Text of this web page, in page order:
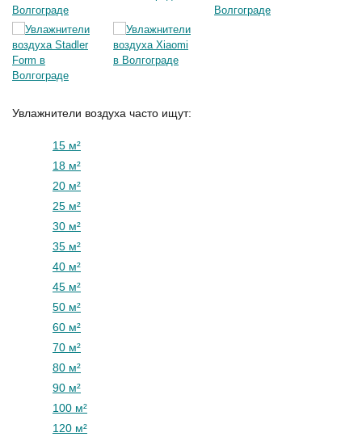
Увлажнители воздуха часто ищут:
15 м²
18 м²
20 м²
25 м²
30 м²
35 м²
40 м²
45 м²
50 м²
60 м²
70 м²
80 м²
90 м²
100 м²
120 м²